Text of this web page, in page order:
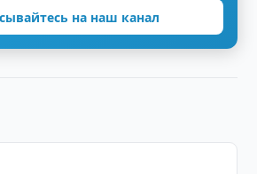
на наш канал